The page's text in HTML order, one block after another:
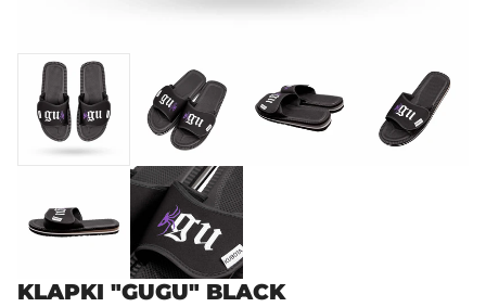
KLAPKI "GUGU" BLACK